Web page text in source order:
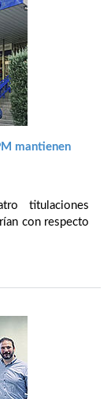
mantienen
titulaciones
con respecto